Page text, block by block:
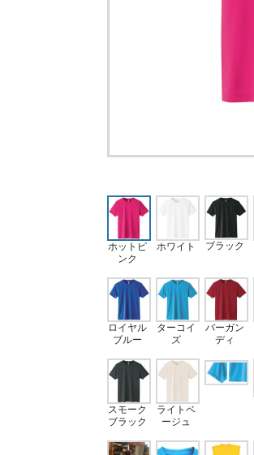
ホットピ
ンク
ホワイト ブラック
ロイヤル
ブルー
ターコイ
ズ
バーガン
ディ
スモーク
ブラック
ライトベ
ージュ